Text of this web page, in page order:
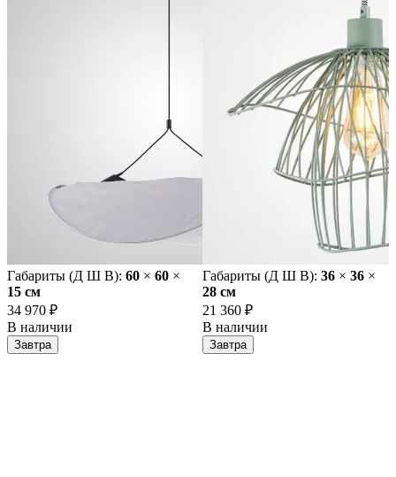
Габариты (Д Ш В): 60 × 60 ×
15 cм
34 970 ₽
В наличии
Завтра
Габариты (Д Ш В): 36 × 36 ×
28 cм
21 360 ₽
В наличии
Завтра